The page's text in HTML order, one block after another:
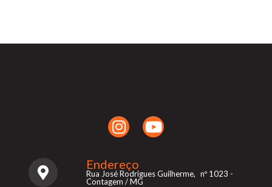
Endereço
Rua José Rodrigues Guilherme, nº 1023 -
Contagem / MG